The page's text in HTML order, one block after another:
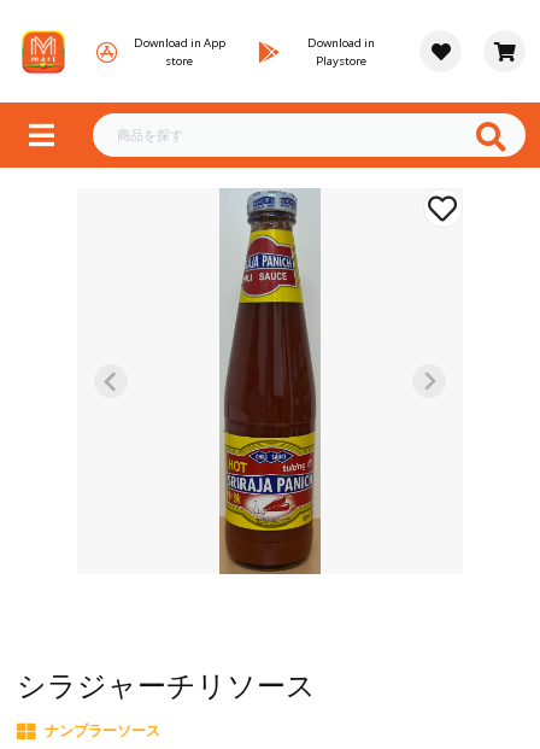
Download in App
store
Download in
Playstore
シラジャーチリソース
ナンプラーソース